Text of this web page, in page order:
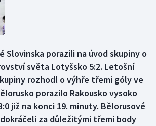
Slovinska porazili na úvod skupiny o
světa Lotyšsko 5:2. Letošní
rozhodl o výhře třemi góly ve
porazilo Rakousko vysoko
již na konci 19. minuty. Bělorusové
za důležitými třemi body